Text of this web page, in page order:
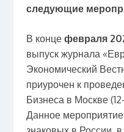
следующие
В конце февраля
выпуск журнала
Экономический
приурочен к
Бизнеса в Москве
Данное